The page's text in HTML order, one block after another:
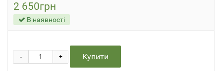
2 650грн
В наявності
+
- Купити